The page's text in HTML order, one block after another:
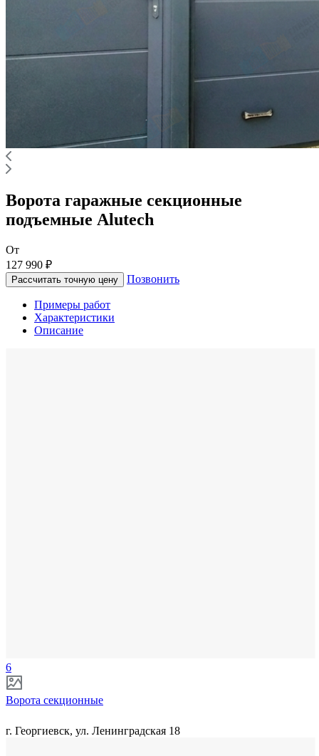
Ворота гаражные секционные
подъемные Alutech
От
127 990 ₽
Рассчитать точную цену Позвонить
Примеры работ
Характеристики
Описание
6
Ворота секционные
г. Георгиевск, ул. Ленинградская 18